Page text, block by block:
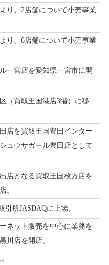
り、2店舗について小売事業
り、6店舗について小売事業
一宮店を愛知県一宮市に開
（買取王国港店3階）に移
店を買取王国豊田インター
ュウサガール豊田店として
店となる買取王国枚方店を
。
引所JASDAQに上場。
ネット販売を中心に業務を
川店を開店。